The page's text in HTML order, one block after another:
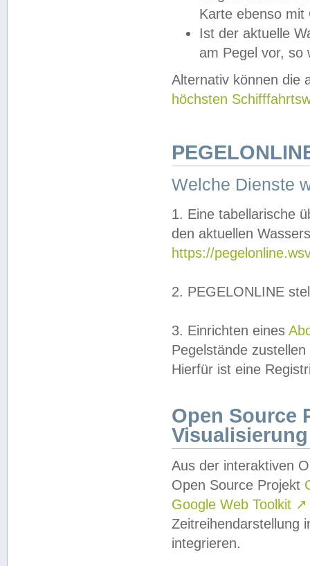
Karte ebenso mit
Ist der aktuelle
am Pegel vor,
Alternativ können die
höchsten
Welche Dienste
1. Eine tabellarische
den aktuellen
https://
2. PEGELONLINE
3. Einrichten eines
Pegelstände
Hierfür ist eine
Open Source
Visualisierung
Aus der interaktiven
Open Source Projekt
Google Web Toolkit ↗
Zeitreihendarstellung
integrieren.